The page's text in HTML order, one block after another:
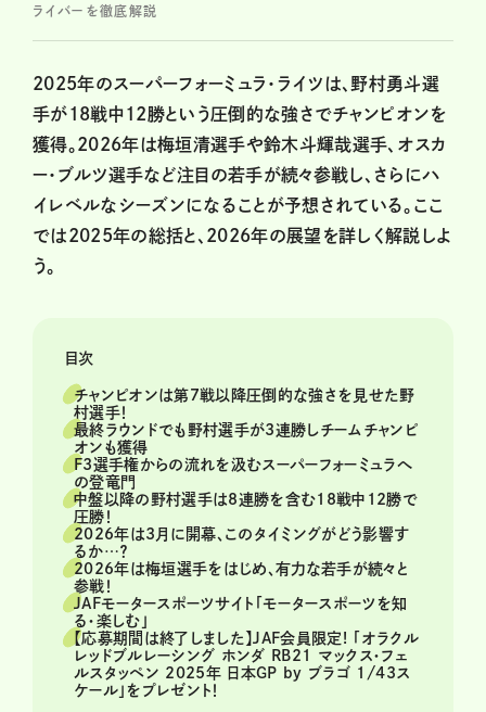
ライバーを徹底解説
2025年のスーパーフォーミュラ・ライツは、野村勇斗選
手が18戦中12勝という圧倒的な強さでチャンピオンを
獲得。2026年は梅垣清選手や鈴木斗輝哉選手、オスカ
ー・ブルツ選手など注目の若手が続々参戦し、さらにハ
イレベルなシーズンになることが予想されている。ここ
では2025年の総括と、2026年の展望を詳しく解説しよ
う。
目次
チャンピオンは第7戦以降圧倒的な強さを見せた野
村選手！
最終ラウンドでも野村選手が3連勝しチームチャンピ
オンも獲得
F3選手権からの流れを汲むスーパーフォーミュラへ
の登竜門
中盤以降の野村選手は8連勝を含む18戦中12勝で
圧勝！
2026年は3月に開幕、このタイミングがどう影響す
るか…？
2026年は梅垣選手をはじめ、有力な若手が続々と
参戦！
JAFモータースポーツサイト「モータースポーツを知
る・楽しむ」
【応募期間は終了しました】JAF会員限定! 「オラクル
レッドブルレーシング ホンダ RB21 マックス・フェ
ルスタッペン 2025年 日本GP by ブラゴ 1/43ス
ケール」をプレゼント！